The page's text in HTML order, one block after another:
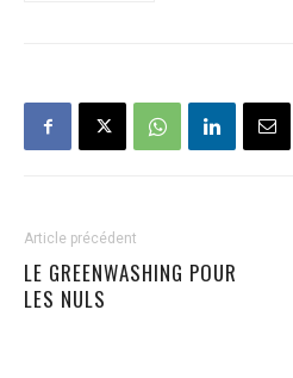
Article précédent
LE GREENWASHING POUR
LES NULS